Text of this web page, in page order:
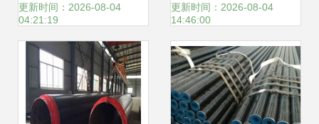
管、直缝焊管、镀
锌钢管的生产制造
更新时间：2026-08-04
04:21:19
及产品全方位解析
更新时间：2026-08-04
14:46:00